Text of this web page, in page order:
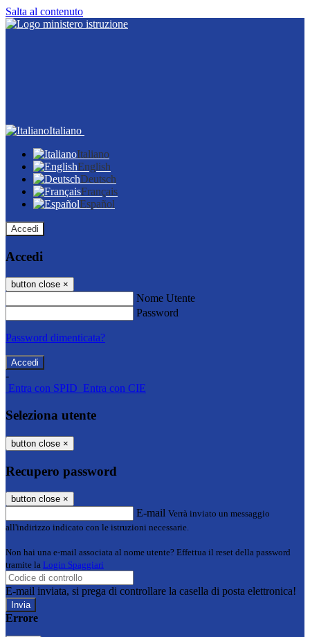
Salta al contenuto
Italiano
Italiano
English
Deutsch
Français
Español
Accedi
Accedi
button close ×
Nome Utente
Password
Password dimenticata?
-
Entra con SPID Entra con CIE
Seleziona utente
button close ×
Recupero password
button close ×
E-mail Verrà inviato un messaggio
all'indirizzo indicato con le istruzioni necessarie.
Non hai una e-mail associata al nome utente? Effettua il reset della password
tramite la Login Spaggiari
E-mail inviata, si prega di controllare la casella di posta elettronica!
Errore